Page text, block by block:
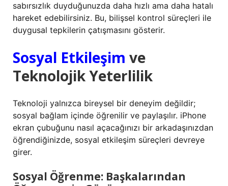
sabırsızlık duyduğunuzda daha hızlı ama daha hatalı
hareket edebilirsiniz. Bu, bilişsel kontrol süreçleri ile
duygusal tepkilerin çatışmasını gösterir.
Sosyal Etkileşim ve
Teknolojik Yeterlilik
Teknoloji yalnızca bireysel bir deneyim değildir;
sosyal bağlam içinde öğrenilir ve paylaşılır. iPhone
ekran çubuğunu nasıl açacağınızı bir arkadaşınızdan
öğrendiğinizde, sosyal etkileşim süreçleri devreye
girer.
Sosyal Öğrenme: Başkalarından